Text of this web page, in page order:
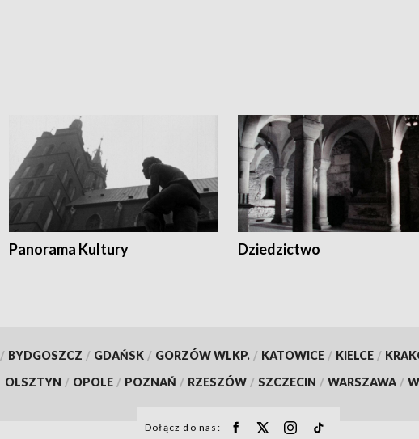
Panorama Kultury Dziedzictwo
/ BYDGOSZCZ / GDAŃSK / GORZÓW WLKP. / KATOWICE / KIELCE /
OLSZTYN / OPOLE / POZNAŃ / RZESZÓW / SZCZECIN / WARSZAWA /
Dołącz do nas: